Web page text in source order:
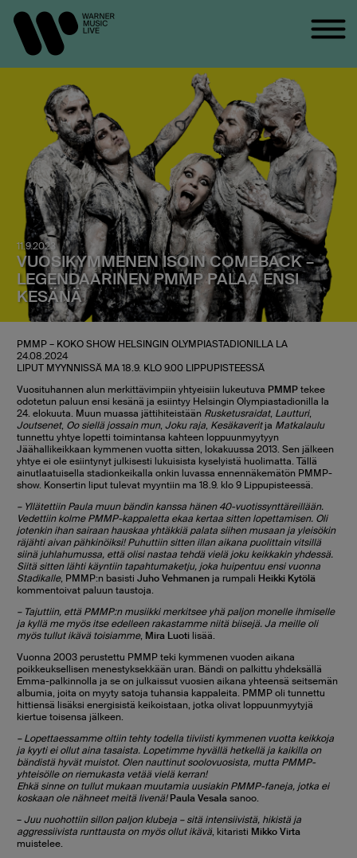
11.9.2023
VUOSIKYMMENEN ISOIN COMEBACK –
LEGENDAARINEN PMMP PALAA ENSI
KESÄNÄ
PMMP – KOKO SHOW HELSINGIN OLYMPIASTADIONILLA LA
24.08.2024
LIPUT MYYNNISSÄ MA 18.9. KLO 9.00 LIPPUPISTEESSÄ
Vuosituhannen alun merkittävimpiin yhtyeisiin lukeutuva PMMPtekee
odotetun paluun ensi kesänä ja esiintyy Helsingin Olympiastadionilla la
24. elokuuta. Muun muassa jättihiteistään Rusketusraidat, Lautturi,
Joutsenet, Oo siellä jossain mun, Joku raja, Kesäkaveritja Matkalaulu
tunnettu yhtye lopetti toimintansa kahteen loppuunmyytyyn
Jäähallikeikkaan kymmenen vuotta sitten, lokakuussa 2013. Sen jälkeen
yhtye ei ole esiintynyt julkisesti lukuisista kyselyistä huolimatta. Tällä
ainutlaatuisella stadionkeikalla onkin luvassa ennennäkemätön PMMP-
show. Konsertin liput tulevat myyntiin ma 18.9. klo 9 Lippupisteessä.
– Yllätettiin Paula muun bändin kanssa hänen 40-vuotissynttäreillään.
Vedettiin kolme PMMP-kappaletta ekaa kertaa sitten lopettamisen. Oli
jotenkin ihan sairaan hauskaa yhtäkkiä palata siihen musaan ja yleisökin
räjähti aivan pähkinöiksi! Puhuttiin sitten illan aikana puolittain vitsillä
siinä juhlahumussa, että olisi nastaa tehdä vielä joku keikkakin yhdessä.
Siitä sitten lähti käyntiin tapahtumaketju, joka huipentuu ensi vuonna
Stadikalle, PMMP:n basisti Juho Vehmanen ja rumpali Heikki Kytölä
kommentoivat paluun taustoja.
– Tajuttiin, että PMMP:n musiikki merkitsee yhä paljon monelle ihmiselle
ja kyllä me myös itse edelleen rakastamme niitä biisejä. Ja meille oli
myös tullut ikävä toisiamme, Mira Luoti lisää.
Vuonna 2003 perustettu PMMP teki kymmenen vuoden aikana
poikkeuksellisen menestyksekkään uran. Bändi on palkittu yhdeksällä
Emma-palkinnolla ja se on julkaissut vuosien aikana yhteensä seitsemän
albumia, joita on myyty satoja tuhansia kappaleita. PMMP oli tunnettu
hittiensä lisäksi energisistä keikoistaan, jotka olivat loppuunmyytyjä
kiertue toisensa jälkeen.
– Lopettaessamme oltiin tehty todella tiiviisti kymmenen vuotta keikkoja
ja kyyti ei ollut aina tasaista. Lopetimme hyvällä hetkellä ja kaikilla on
bändistä hyvät muistot. Olen nauttinut soolovuosista, mutta PMMP-
yhteisölle on riemukasta vetää vielä kerran!
Ehkä sinne on tullut mukaan muutamia uusiakin PMMP-faneja, jotka ei
koskaan ole nähneet meitä livenä! Paula Vesalasanoo.
–Juu nuohottiin sillon paljon klubeja – sitä intensiivistä, hikistä ja
aggressiivista runttausta on myös ollut ikävä, kitaristi Mikko Virta
muistelee.